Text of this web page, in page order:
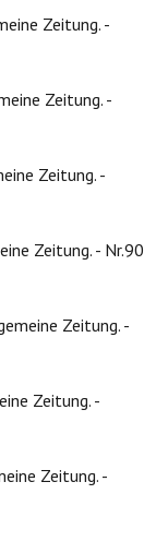
Zeitung. -
Zeitung. -
Zeitung. -
Zeitung. - Nr.90
Zeitung. -
Zeitung. -
Zeitung. -